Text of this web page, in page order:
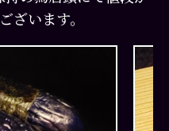
ざいます。